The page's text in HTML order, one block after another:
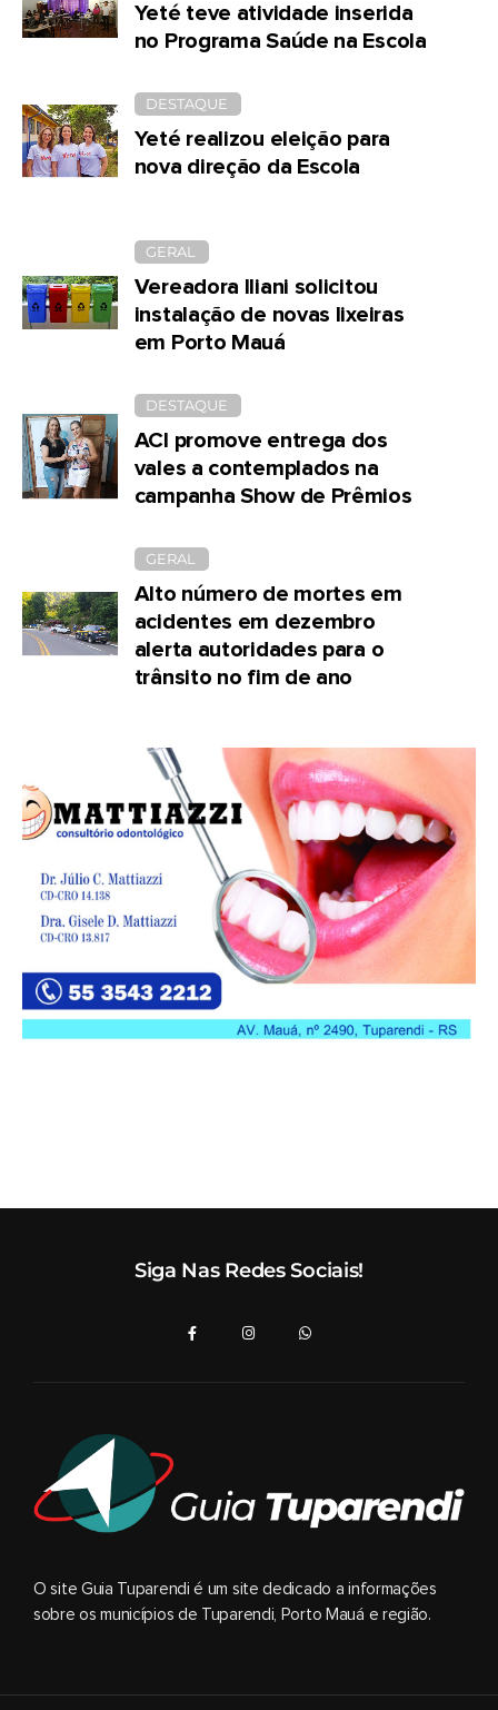
Yeté teve atividade inserida
no Programa Saúde na Escola
DESTAQUE
Yeté realizou eleição para
nova direção da Escola
GERAL
Vereadora Iliani solicitou
instalação de novas lixeiras
em Porto Mauá
DESTAQUE
ACI promove entrega dos
vales a contemplados na
campanha Show de Prêmios
GERAL
Alto número de mortes em
acidentes em dezembro
alerta autoridades para o
trânsito no fim de ano
Siga Nas Redes Sociais!
O site Guia Tuparendi é um site dedicado a informações
sobre os municípios de Tuparendi, Porto Mauá e região.